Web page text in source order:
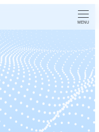
MENU